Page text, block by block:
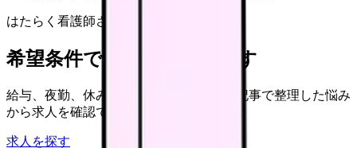
はたらく看護師さん 求人
希望条件で看護師求人を探す
給与、夜勤、休み、ブランクなど、この記事で整理した悩み
から求人を確認できます。
求人を探す